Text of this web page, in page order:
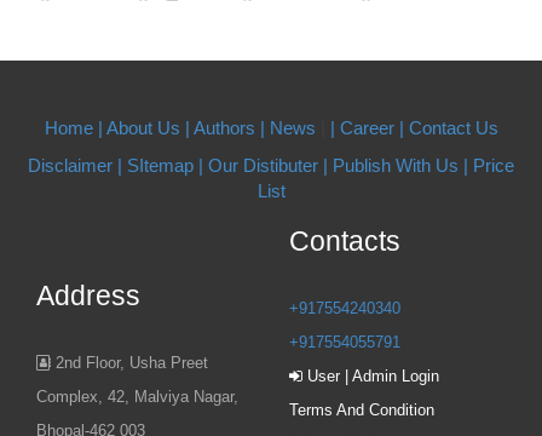
Home | About Us | Authors | News | Career | Contact Us
Disclaimer | SItemap | Our Distibuter | Publish With Us | Price
List
Address
2nd Floor, Usha Preet
Complex, 42, Malviya Nagar,
Bhopal-462 003
Contacts
+917554240340
+917554055791
User | Admin Login
Terms And Condition